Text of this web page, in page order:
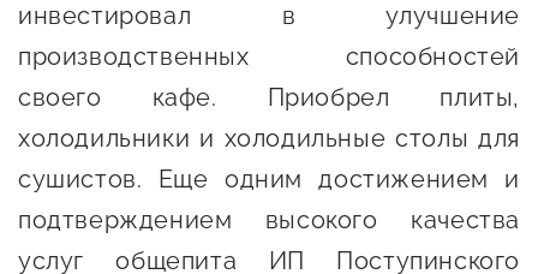
инвестировал в улучшение
производственных способностей
своего кафе. Приобрел плиты,
холодильники и холодильные столы для
сушистов. Еще одним достижением и
подтверждением высокого качества
услуг общепита ИП Поступинского